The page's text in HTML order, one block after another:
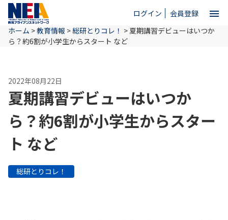
ログイン 会員登録 menu
ホーム
NEAとは
教育情報
お問い合わせ
ホーム >教育情報 >総研とりコレ！ > 夏期講習デビューはいつか
ら？約6割が小学生からスタート など
2022年08月22日
夏期講習デビューはいつか
ら？約6割が小学生からスター
ト など
総研とりコレ！